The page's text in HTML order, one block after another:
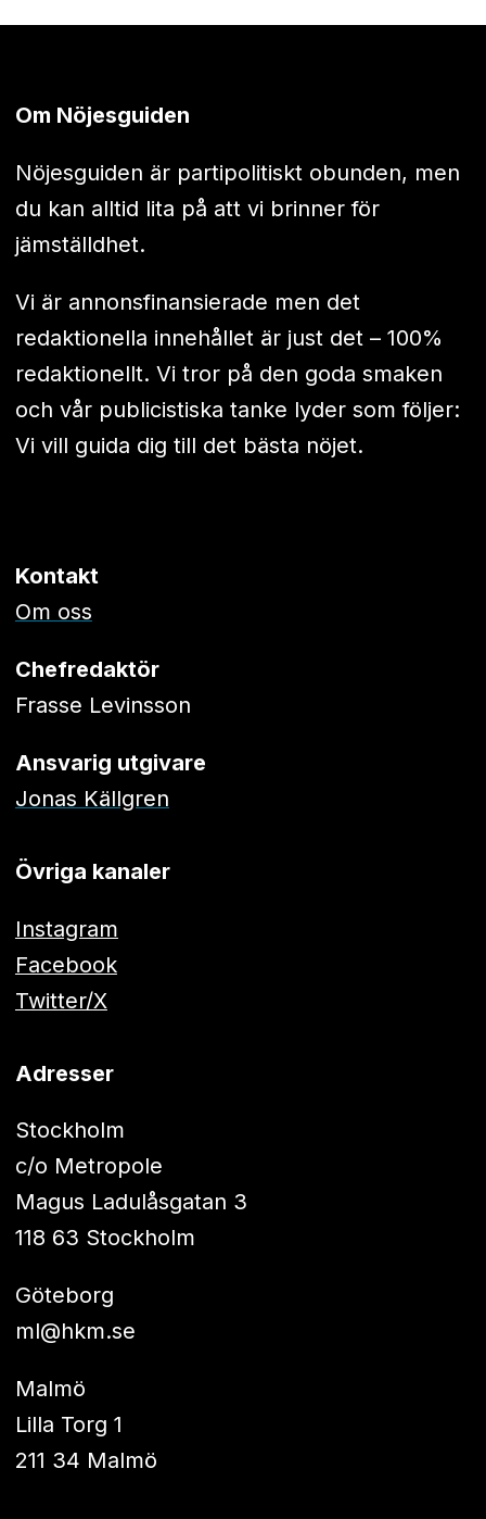
Om Nöjesguiden
Nöjesguiden är partipolitiskt obunden, men
du kan alltid lita på att vi brinner för
jämställdhet.
Vi är annonsfinansierade men det
redaktionella innehållet är just det – 100%
redaktionellt. Vi tror på den goda smaken
och vår publicistiska tanke lyder som följer:
Vi vill guida dig till det bästa nöjet.
Kontakt
Om oss
Chefredaktör
Frasse Levinsson
Ansvarig utgivare
Jonas Källgren
Övriga kanaler
Instagram
Facebook
Twitter/X
Adresser
Stockholm
c/o Metropole
Magus Ladulåsgatan 3
118 63 Stockholm
Göteborg
ml@hkm.se
Malmö
Lilla Torg 1
211 34 Malmö